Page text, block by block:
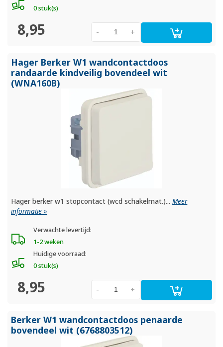
0 stuk(s)
8,95 +
-
Hager Berker W1 wandcontactdoos
randaarde kindveilig bovendeel wit
(WNA160B)
Hager berker w1 stopcontact (wcd schakelmat.)...Meer
informatie »
Verwachte levertijd:
1-2 weken
Huidige voorraad:
0 stuk(s)
8,95 +
-
Berker W1 wandcontactdoos penaarde
bovendeel wit (6768803512)